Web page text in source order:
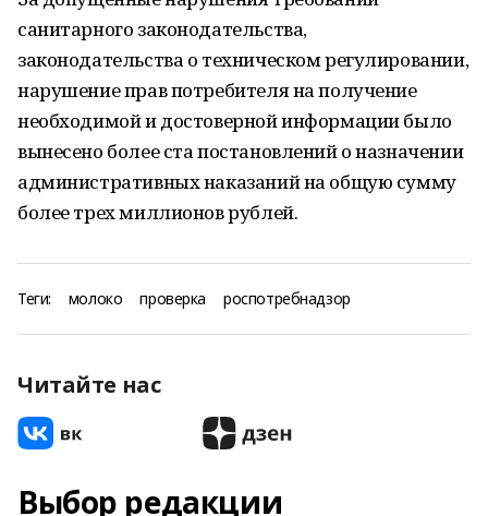
санитарного законодательства,
законодательства о техническом регулировании,
нарушение прав потребителя на получение
необходимой и достоверной информации было
вынесено более ста постановлений о назначении
административных наказаний на общую сумму
более трех миллионов рублей.
Теги: молоко проверка роспотребнадзор
Читайте нас
Выбор редакции